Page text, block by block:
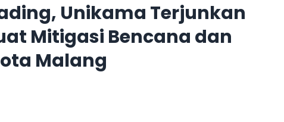
Unikama Terjunkan
Mitigasi Bencana dan
Malang